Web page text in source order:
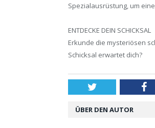
Spezialausrüstung, um
ENTDECKE DEIN SCHICKSAL
Erkunde die mysteriösen
Schicksal erwartet dich?
Twitter
ÜBER DEN AUTOR